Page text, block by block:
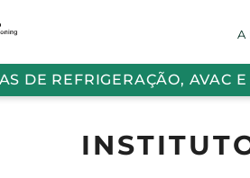
A
DE REFRIGERAÇÃO, AVAC